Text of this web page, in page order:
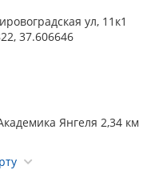
ROMAN SANTOS
Балажович
ул, 11к1
37.606646
Янгеля 2,34 км